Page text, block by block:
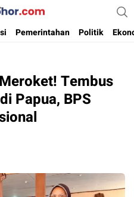
Ternyohor
Pemerintahan Politik
Tembus
Papua, BPS